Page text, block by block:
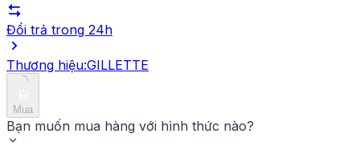
Đổi trả trong 24h
Thương hiệu:GILLETTE
Mua
Bạn muốn mua hàng với hình thức nào?